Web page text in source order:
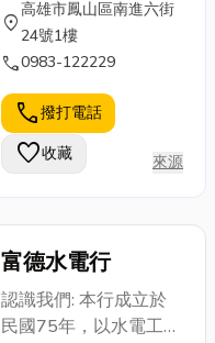
線內視鏡檢測、截油槽
清潔 等服務推薦速達
「快速到場、價格透
明、不亂喊價」 為承
諾，提供高雄地區住
車、專業水刀車及內視
鏡檢測設備，能精準找
到堵塞問題並徹底解
location_on
高雄市鳳山區南進六街
24號1樓
call0983-122229
call撥打電話
favorite收藏 來源
富德水電行
認識我們: 本行成立於
民國75年，以水電工